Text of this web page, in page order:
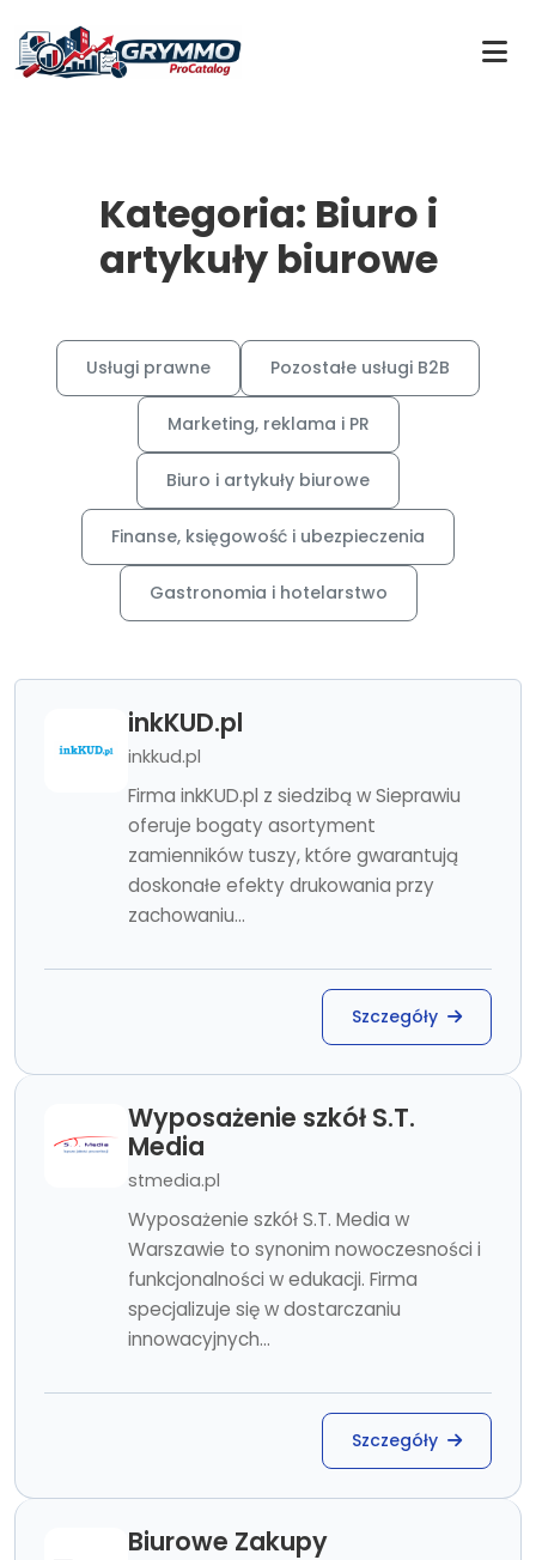
Kategoria: Biuro i
artykuły biurowe
Usługi prawne Pozostałe usługi B2B
Marketing, reklama i PR
Biuro i artykuły biurowe
Finanse, księgowość i ubezpieczenia
Gastronomia i hotelarstwo
inkKUD.pl
inkkud.pl
Firma inkKUD.pl z siedzibą w Sieprawiu
oferuje bogaty asortyment
zamienników tuszy, które gwarantują
doskonałe efekty drukowania przy
zachowaniu...
Szczegóły
Wyposażenie szkół S.T.
Media
stmedia.pl
Wyposażenie szkół S.T. Media w
Warszawie to synonim nowoczesności i
funkcjonalności w edukacji. Firma
specjalizuje się w dostarczaniu
innowacyjnych...
Szczegóły
Biurowe Zakupy